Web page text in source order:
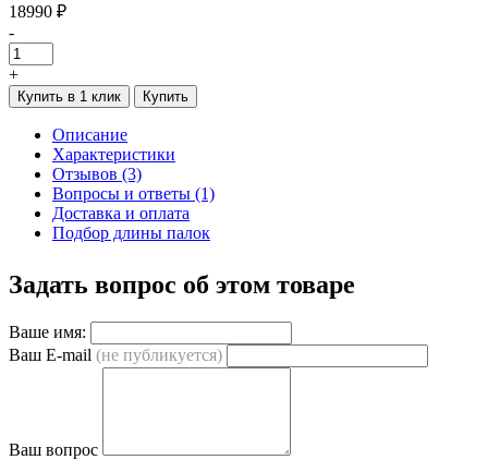
18990 ₽
-
+
Купить в 1 клик Купить
Описание
Характеристики
Отзывов (3)
Вопросы и ответы (1)
Доставка и оплата
Подбор длины палок
Задать вопрос об этом товаре
Ваше имя:
Ваш E-mail (не публикуется)
Ваш вопрос